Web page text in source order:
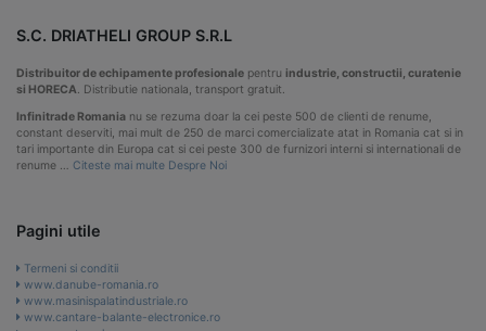
S.C. DRIATHELI GROUP S.R.L
Distribuitor de echipamente profesionale pentru industrie, constructii, curatenie
si HORECA. Distributie nationala, transport gratuit.
Infinitrade Romania nu se rezuma doar la cei peste 500 de clienti de renume,
constant deserviti, mai mult de 250 de marci comercializate atat in Romania cat si in
tari importante din Europa cat si cei peste 300 de furnizori interni si internationali de
renume … Citeste mai multe Despre Noi
Pagini utile
Termeni si conditii
www.danube-romania.ro
www.masinispalatindustriale.ro
www.cantare-balante-electronice.ro